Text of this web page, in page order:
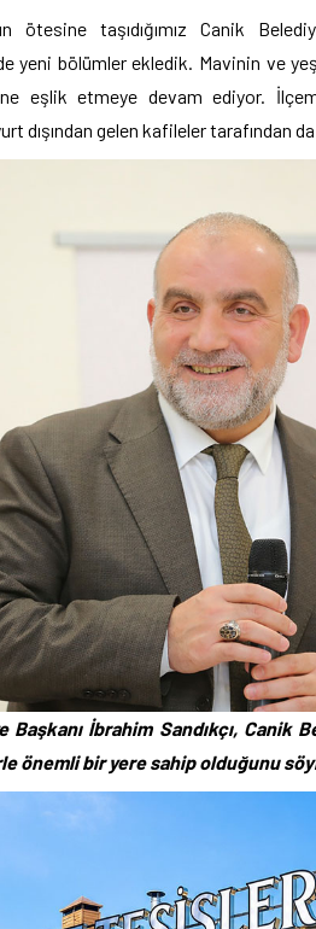
ötesine taşıdığımız Canik
yeni bölümler ekledik. Mavinin ve
eşlik etmeye devam ediyor.
dışından gelen kafileler tarafından
Başkanı İbrahim Sandıkçı, Canik
önemli bir yere sahip olduğunu